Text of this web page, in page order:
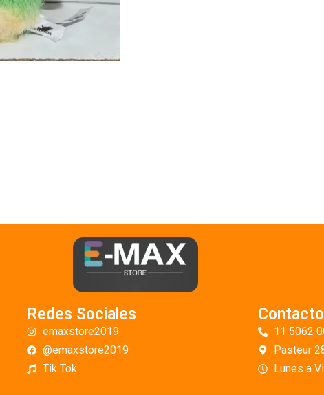
Redes Sociales
emaxstore2019
@emaxstore2019
Tik Tok
Contacto
11 5062
Pasteur
Lunes a